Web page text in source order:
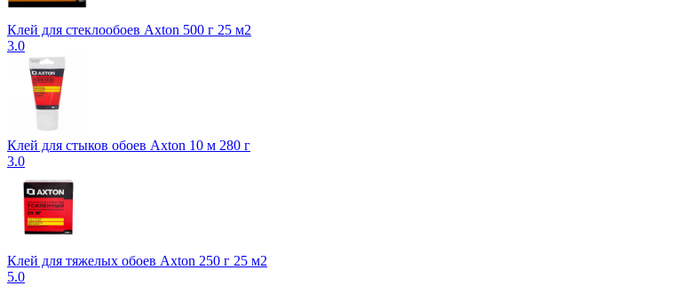
Клей для стеклообоев Axton 500 г 25 м2
3.0
Клей для стыков обоев Axton 10 м 280 г
3.0
Клей для тяжелых обоев Axton 250 г 25 м2
5.0